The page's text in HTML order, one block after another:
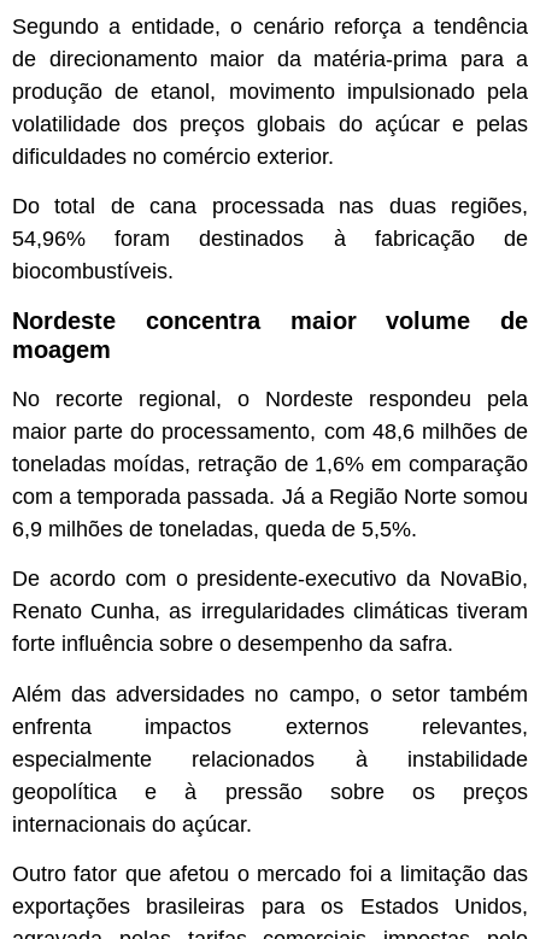
Segundo a entidade, o cenário reforça a tendência
de direcionamento maior da matéria-prima para a
produção de etanol, movimento impulsionado pela
volatilidade dos preços globais do açúcar e pelas
dificuldades no comércio exterior.
Do total de cana processada nas duas regiões,
54,96% foram destinados à fabricação de
biocombustíveis.
Nordeste concentra maior volume de
moagem
No recorte regional, o Nordeste respondeu pela
maior parte do processamento, com 48,6 milhões de
toneladas moídas, retração de 1,6% em comparação
com a temporada passada. Já a Região Norte somou
6,9 milhões de toneladas, queda de 5,5%.
De acordo com o presidente-executivo da NovaBio,
Renato Cunha, as irregularidades climáticas tiveram
forte influência sobre o desempenho da safra.
Além das adversidades no campo, o setor também
enfrenta impactos externos relevantes,
especialmente relacionados à instabilidade
geopolítica e à pressão sobre os preços
internacionais do açúcar.
Outro fator que afetou o mercado foi a limitação das
exportações brasileiras para os Estados Unidos,